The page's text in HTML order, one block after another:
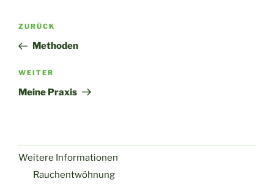
Beitragsnavigation
Vorheriger
Beitrag
ZURÜCK
Methoden
Nächster
Beitrag
WEITER
Meine Praxis
Weitere Informationen
Rauchentwöhnung